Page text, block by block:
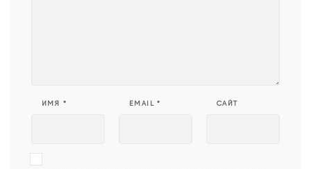
ИМЯ * EMAIL* САЙТ